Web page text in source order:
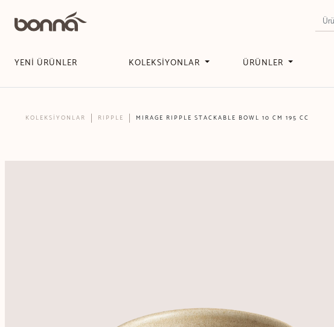
YENİ ÜRÜNLER KOLEKSİYONLAR ÜRÜNLER
KOLEKSİYONLAR RIPPLE MIRAGE RIPPLE STACKABLE BOWL 10 CM 195 CC